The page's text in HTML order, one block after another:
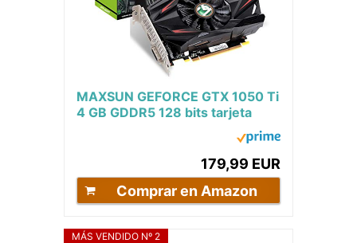
MAXSUN GEFORCE GTX 1050 Ti
4 GB GDDR5 128 bits tarjeta
gráfica de videojuegos GPU para
179,99 EUR
Comprar en Amazon
MÁS VENDIDO Nº 2